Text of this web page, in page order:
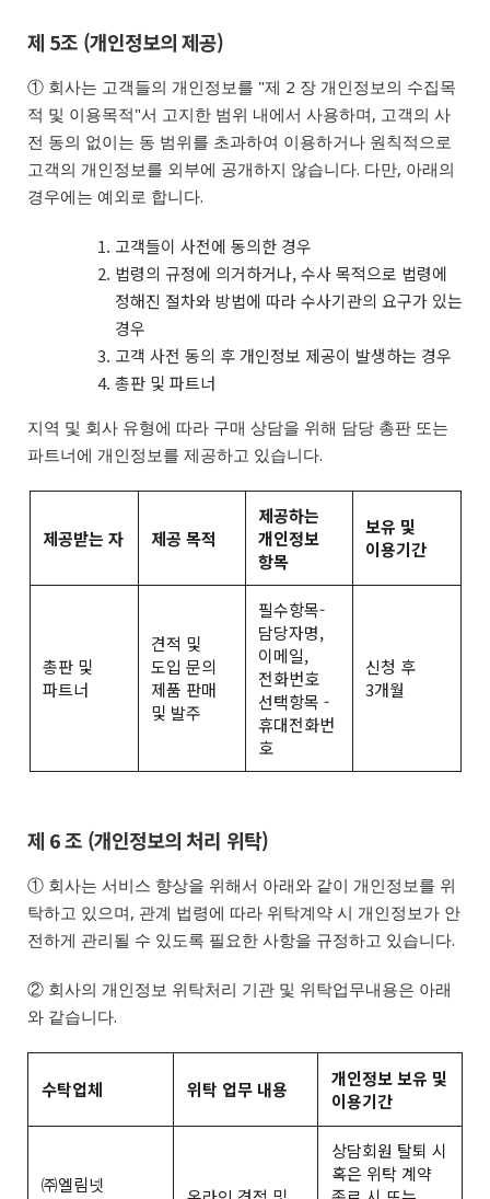
제 5조 (개인정보의 제공)
① 회사는 고객들의 개인정보를 "제 2 장 개인정보의 수집목
적 및 이용목적"서 고지한 범위 내에서 사용하며, 고객의 사
전 동의 없이는 동 범위를 초과하여 이용하거나 원칙적으로
고객의 개인정보를 외부에 공개하지 않습니다. 다만, 아래의
경우에는 예외로 합니다.
고객들이 사전에 동의한 경우
법령의 규정에 의거하거나, 수사 목적으로 법령에
정해진 절차와 방법에 따라 수사기관의 요구가 있는
경우
고객 사전 동의 후 개인정보 제공이 발생하는 경우
총판 및 파트너
지역 및 회사 유형에 따라 구매 상담을 위해 담당 총판 또는
파트너에 개인정보를 제공하고 있습니다.
제공받는 자 제공 목적
제공하는
개인정보
항목
보유 및
이용기간
총판 및
파트너
견적 및
도입 문의
제품 판매
및 발주
필수항목-
담당자명,
이메일,
전화번호
선택항목 -
휴대전화번
호
신청 후
3개월
제 6 조 (개인정보의 처리 위탁)
① 회사는 서비스 향상을 위해서 아래와 같이 개인정보를 위
탁하고 있으며, 관계 법령에 따라 위탁계약 시 개인정보가 안
전하게 관리될 수 있도록 필요한 사항을 규정하고 있습니다.
② 회사의 개인정보 위탁처리 기관 및 위탁업무내용은 아래
와 같습니다.
수탁업체 위탁 업무 내용
개인정보 보유 및
이용기간
㈜엘림넷
상담회원 탈퇴 시
혹은 위탁 계약